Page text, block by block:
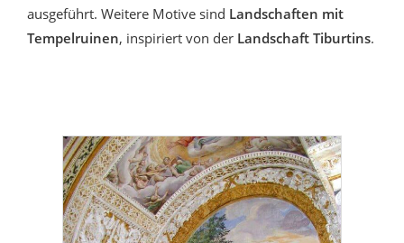
ausgeführt. Weitere Motive sind Landschaften mit
Tempelruinen, inspiriert von der Landschaft Tiburtins.